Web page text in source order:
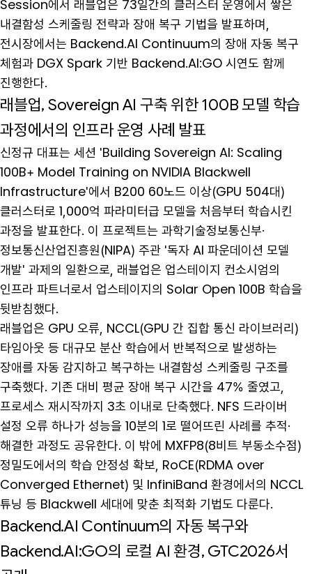
Session에서 래블업은 73일간의 클러스터 운영에서 쌓은
내결함성 스케줄링 전략과 장애 복구 기법을 발표하며,
전시장에서는 Backend.AI Continuum의 장애 자동 복구
체험과 DGX Spark 기반 Backend.AI:GO 시연도 함께
진행한다.
래블업, Sovereign AI 구축 위한 100B 모델 학습
과정에서의 인프라 운영 사례 발표
신정규 대표는 세션 'Building Sovereign AI: Scaling
100B+ Model Training on NVIDIA Blackwell
Infrastructure'에서 B200 60노드 이상(GPU 504대)
클러스터로 1,000억 파라미터급 모델을 처음부터 학습시킨
과정을 발표한다. 이 프로젝트는 과학기술정보통신부·
정보통신산업진흥원(NIPA) 주관 '독자 AI 파운데이션 모델
개발' 과제의 일환으로, 래블업은 업스테이지 컨소시엄의
인프라 파트너로서 업스테이지의 Solar Open 100B 학습을
뒷받침했다.
래블업은 GPU 오류, NCCL(GPU 간 집합 통신 라이브러리)
타임아웃 등 대규모 분산 학습에서 반복적으로 발생하는
장애를 자동 감지하고 복구하는 내결함성 스케줄링 구조를
구축했다. 기존 대비 평균 장애 복구 시간을 47% 줄였고,
프로세스 재시작까지 3초 이내로 단축했다. NFS 드라이버
설정 오류 하나가 성능을 10분의 1로 떨어뜨린 사례를 추적·
해결한 과정도 공유한다. 이 밖에 MXFP8(8비트 부동소수점)
정밀도에서의 학습 안정성 확보, RoCE(RDMA over
Converged Ethernet) 및 InfiniBand 환경에서의 NCCL
튜닝 등 Blackwell 세대에 맞춘 최적화 기법도 다룬다.
Backend.AI Continuum의 자동 복구와
Backend.AI:GO의 로컬 AI 환경, GTC2026서